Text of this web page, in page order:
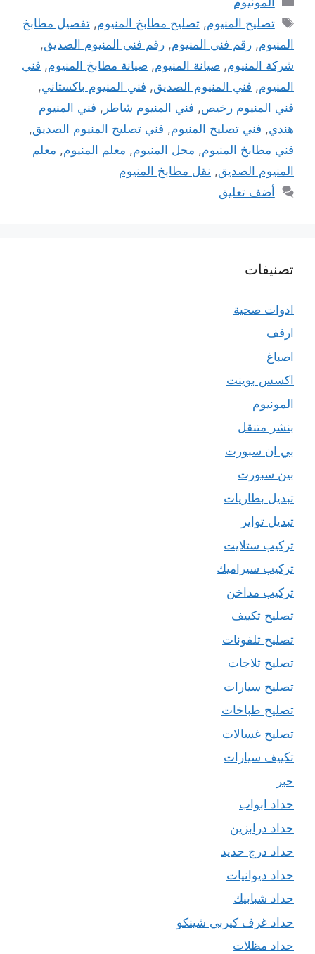
الوسوم
تصليح المنيوم,تصليح مطابخ المنيوم,تفصيل مطابخ
المنيوم, رقم فني المنيوم, رقم فني المنيوم الصديق,
شركة المنيوم, صيانة المنيوم, صيانة مطابخ المنيوم, فني
المنيوم, فني المنيوم الصديق, فني المنيوم باكستاني,
فني المنيوم رخيص, فني المنيوم شاطر , فني المنيوم
هندي, فني تصليح المنيوم, فني تصليح المنيوم الصديق,
فني مطابخ المنيوم, محل المنيوم, معلم المنيوم, معلم
المنيوم الصديق, نقل مطابخ المنيوم
أضف تعليق
تصنيفات
ادوات صحية
ارفف
اصباغ
اكسس بوينت
المونيوم
بنشر متنقل
بي ان سبورت
بين سبورت
تبديل بطاريات
تبديل تواير
تركيب ستلايت
تركيب سيراميك
تركيب مداخن
تصليح تكييف
تصليح تلفونات
تصليح ثلاجات
تصليح سيارات
تصليح طباخات
تصليح غسالات
تكييف سيارات
حبر
حداد ابواب
حداد درابزين
حداد درج حديد
حداد ديوانيات
حداد شبابيك
حداد غرف كيربي شينكو
حداد مظلات